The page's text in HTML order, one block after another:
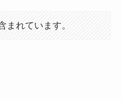
まれています。